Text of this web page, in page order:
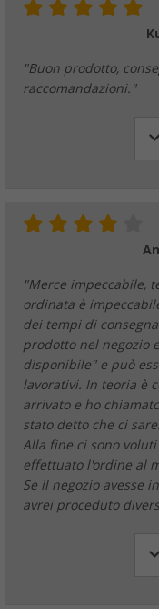
"Buon prodotto,
raccomandazioni."
"Merce impeccabile,
ordinata è
dei tempi di
prodotto nel negozio
disponibile" e può
lavorativi. In teoria è
arrivato e ho
stato detto che ci
Alla fine ci sono
effettuato l'ordine al
Se il negozio avesse
avrei proceduto